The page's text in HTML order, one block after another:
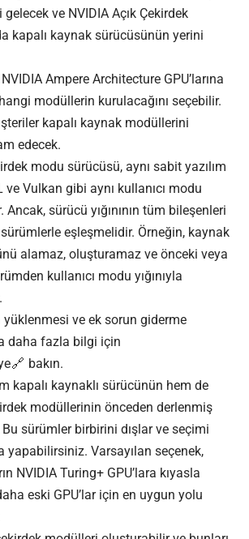
ve NVIDIA Açık Çekirdek
kapalı kaynak sürücüsünün yerini
Ampere Architecture GPU’larına
modüllerin kurulacağını seçebilir.
kapalı kaynak modüllerini
edecek.
modu sürücüsü, aynı sabit yazılım
ve Vulkan gibi aynı kullanıcı modu
Ancak, sürücü yığınının tüm bileşenleri
eşleşmelidir. Örneğin, kaynak
alamaz, oluşturamaz ve önceki veya
kullanıcı modu yığınıyla
ve ek sorun giderme
daha fazla bilgi için
bakın.
kapalı kaynaklı sürücünün hem de
modüllerinin önceden derlenmiş
sürümler birbirini dışlar ve seçimi
yapabilirsiniz. Varsayılan seçenek,
NVIDIA Turing+ GPU’lara kıyasla
eski GPU’lar için en uygun yolu